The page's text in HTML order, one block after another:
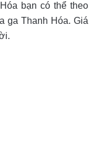
bạn có thể theo
ga Thanh Hóa. Giá